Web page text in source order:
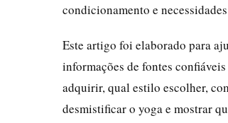
condicionamento e
Este artigo foi elaborado para
informações de fontes
adquirir, qual estilo escolher,
desmistificar o yoga e mostrar